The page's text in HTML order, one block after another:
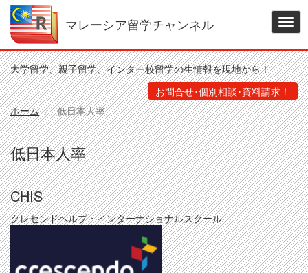
コ
ン
テ
ン
ツ
に
移
動
マレーシア留学チャンネル
大学留学、親子留学、インター校留学の生情報を現地から！
お問合せ･個別相談･資料請求！
ホーム
低日本人率
低日本人率
CHIS
クレセンドヘルプ・インターナショナルスクール